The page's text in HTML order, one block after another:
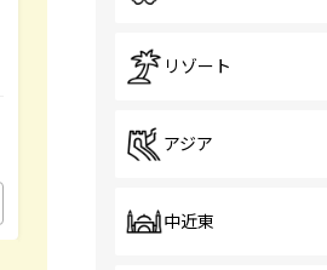
リゾート
アジア
中近東